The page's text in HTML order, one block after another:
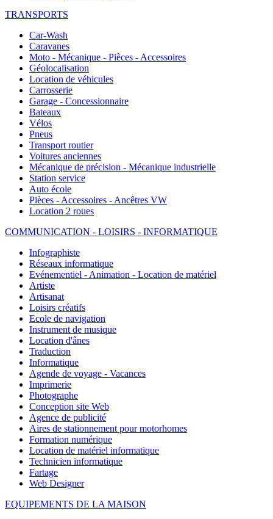
TRANSPORTS
Car-Wash
Caravanes
Moto - Mécanique - Pièces - Accessoires
Géolocalisation
Location de véhicules
Carrosserie
Garage - Concessionnaire
Bateaux
Vélos
Pneus
Transport routier
Voitures anciennes
Mécanique de précision - Mécanique industrielle
Station service
Auto école
Pièces - Accessoires - Ancêtres VW
Location 2 roues
COMMUNICATION - LOISIRS - INFORMATIQUE
Infographiste
Réseaux informatique
Evénementiel - Animation - Location de matériel
Artiste
Artisanat
Loisirs créatifs
Ecole de navigation
Instrument de musique
Location d'ânes
Traduction
Informatique
Agende de voyage - Vacances
Imprimerie
Photographe
Conception site Web
Agence de publicité
Aires de stationnement pour motorhomes
Formation numérique
Location de matériel informatique
Technicien informatique
Fartage
Web Designer
EQUIPEMENTS DE LA MAISON